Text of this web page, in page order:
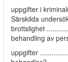
uppgifter i
Särskilda
brottslighet
behandling av
uppgifter